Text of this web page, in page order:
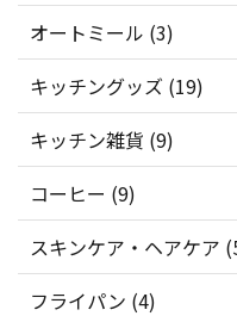
オートミール (3)
キッチングッズ (19)
キッチン雑貨 (9)
コーヒー (9)
スキンケア・ヘアケア
フライパン (4)